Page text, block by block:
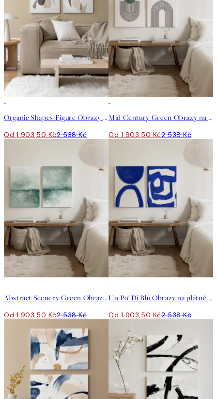
Organic Shapes Figure Obrazy na plátně Duo
Od 1 903,50 Kč2 538 Kč
Mid Century Green Obrazy na plátně Duo
Od 1 903,50 Kč2 538 Kč
Abstract Scenery Green Obrazy na plátně Duo
Od 1 903,50 Kč2 538 Kč
Un Po' Di Blu Obrazy na plátně Duo
Od 1 903,50 Kč2 538 Kč